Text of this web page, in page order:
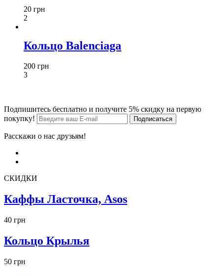
20 грн
2
Кольцо Balenciaga
200 грн
3
Подпишитесь бесплатно и получите 5% скидку на первую
покупку!
Расскажи о нас друзьям!
СКИДКИ
Каффы Ласточка, Asos
40 грн
Кольцо Крылья
50 грн